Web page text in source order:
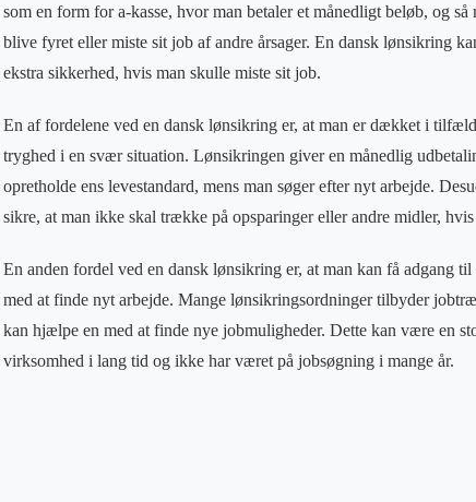
som en form for a-kasse, hvor man betaler et månedligt beløb, og
blive fyret eller miste sit job af andre årsager. En dansk lønsikring
ekstra sikkerhed, hvis man skulle miste sit job.
En af fordelene ved en dansk lønsikring er, at man er dækket i
tryghed i en svær situation. Lønsikringen giver en månedlig
opretholde ens levestandard, mens man søger efter nyt arbejde.
sikre, at man ikke skal trække på opsparinger eller andre midler,
En anden fordel ved en dansk lønsikring er, at man kan få adgang
med at finde nyt arbejde. Mange lønsikringsordninger tilbyder
kan hjælpe en med at finde nye jobmuligheder. Dette kan være en
virksomhed i lang tid og ikke har været på jobsøgning i mange år.